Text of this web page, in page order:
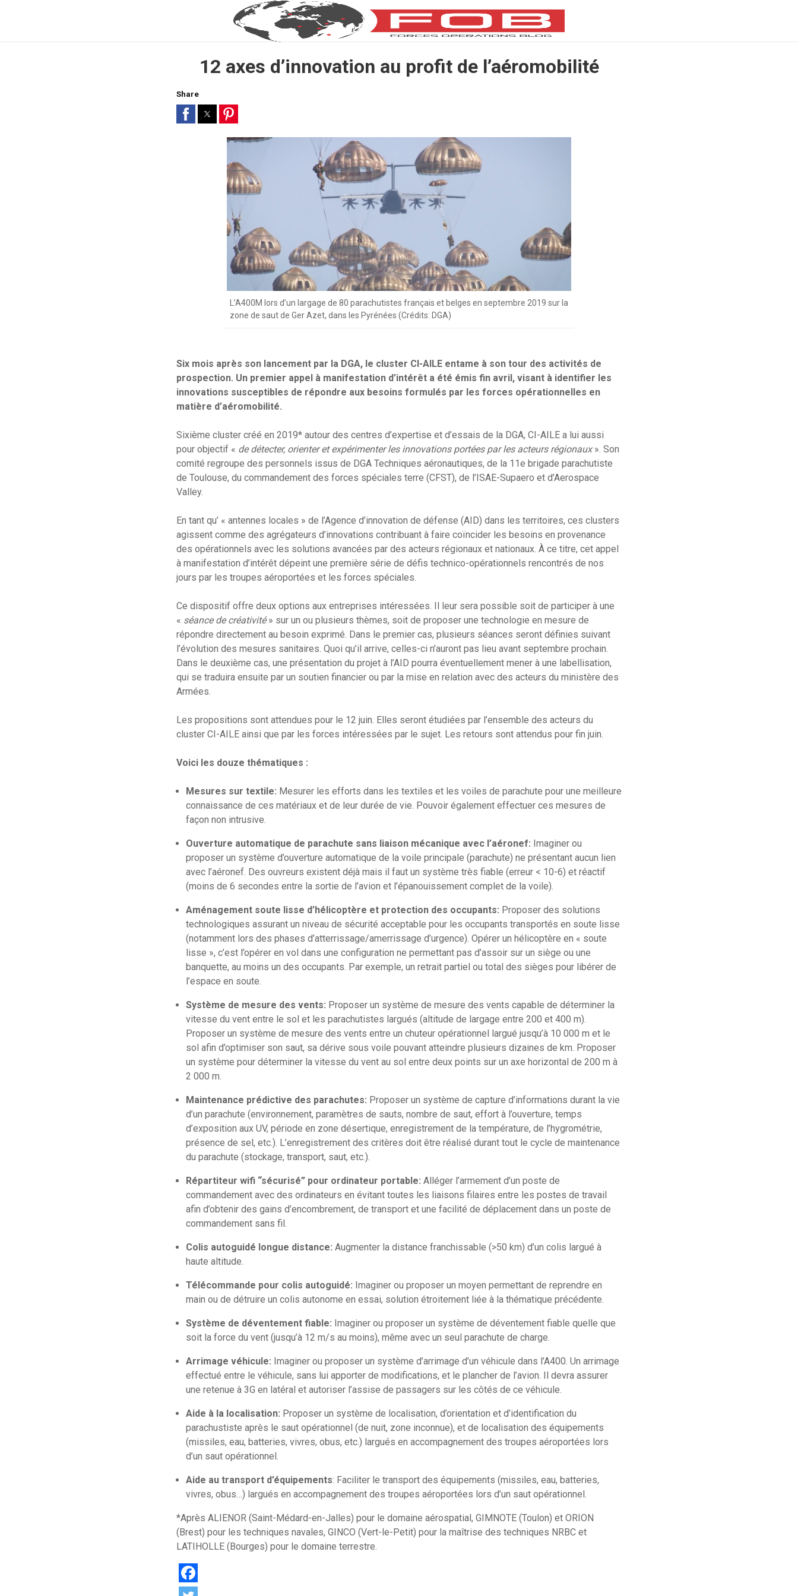
12 axes d’innovation au profit de l’aéromobilité
Share
L’A400M lors d’un largage de 80 parachutistes français et belges en septembre 2019 sur la
zone de saut de Ger Azet, dans les Pyrénées (Crédits: DGA)
Six mois après son lancement par la DGA, le cluster CI-AILE entame à son tour des activités de
prospection. Un premier appel à manifestation d’intérêt a été émis fin avril, visant à identifier les
innovations susceptibles de répondre aux besoins formulés par les forces opérationnelles en
matière d’aéromobilité.
Sixième cluster créé en 2019* autour des centres d’expertise et d’essais de la DGA, CI-AILE a lui aussi
pour objectif « de détecter, orienter et expérimenter les innovations portées par les acteurs régionaux». Son
comité regroupe des personnels issus de DGA Techniques aéronautiques, de la 11e brigade parachutiste
de Toulouse, du commandement des forces spéciales terre (CFST), de l’ISAE-Supaero et d’Aerospace
Valley.
En tant qu’ « antennes locales » de l’Agence d’innovation de défense (AID) dans les territoires, ces clusters
agissent comme des agrégateurs d’innovations contribuant à faire coïncider les besoins en provenance
des opérationnels avec les solutions avancées par des acteurs régionaux et nationaux. À ce titre, cet appel
à manifestation d’intérêt dépeint une première série de défis technico-opérationnels rencontrés de nos
jours par les troupes aéroportées et les forces spéciales.
Ce dispositif offre deux options aux entreprises intéressées. Il leur sera possible soit de participer à une
« séance de créativité» sur un ou plusieurs thèmes, soit de proposer une technologie en mesure de
répondre directement au besoin exprimé. Dans le premier cas, plusieurs séances seront définies suivant
l’évolution des mesures sanitaires. Quoi qu’il arrive, celles-ci n’auront pas lieu avant septembre prochain.
Dans le deuxième cas, une présentation du projet à l’AID pourra éventuellement mener à une labellisation,
qui se traduira ensuite par un soutien financier ou par la mise en relation avec des acteurs du ministère des
Armées.
Les propositions sont attendues pour le 12 juin. Elles seront étudiées par l’ensemble des acteurs du
cluster CI-AILE ainsi que par les forces intéressées par le sujet. Les retours sont attendus pour fin juin.
Voici les douze thématiques :
Mesures sur textile: Mesurer les efforts dans les textiles et les voiles de parachute pour une meilleure
connaissance de ces matériaux et de leur durée de vie. Pouvoir également effectuer ces mesures de
façon non intrusive.
Ouverture automatique de parachute sans liaison mécanique avec l’aéronef: Imaginer ou
proposer un système d’ouverture automatique de la voile principale (parachute) ne présentant aucun lien
avec l’aéronef. Des ouvreurs existent déjà mais il faut un système très fiable (erreur < 10-6) et réactif
(moins de 6 secondes entre la sortie de l’avion et l’épanouissement complet de la voile).
Aménagement soute lisse d’hélicoptère et protection des occupants: Proposer des solutions
technologiques assurant un niveau de sécurité acceptable pour les occupants transportés en soute lisse
(notamment lors des phases d’atterrissage/amerrissage d’urgence). Opérer un hélicoptère en « soute
lisse », c’est l’opérer en vol dans une configuration ne permettant pas d’assoir sur un siège ou une
banquette, au moins un des occupants. Par exemple, un retrait partiel ou total des sièges pour libérer de
l’espace en soute.
Système de mesure des vents: Proposer un système de mesure des vents capable de déterminer la
vitesse du vent entre le sol et les parachutistes largués (altitude de largage entre 200 et 400 m).
Proposer un système de mesure des vents entre un chuteur opérationnel largué jusqu’à 10 000 m et le
sol afin d’optimiser son saut, sa dérive sous voile pouvant atteindre plusieurs dizaines de km. Proposer
un système pour déterminer la vitesse du vent au sol entre deux points sur un axe horizontal de 200 m à
2 000 m.
Maintenance prédictive des parachutes: Proposer un système de capture d’informations durant la vie
d’un parachute (environnement, paramètres de sauts, nombre de saut, effort à l’ouverture, temps
d’exposition aux UV, période en zone désertique, enregistrement de la température, de l’hygrométrie,
présence de sel, etc.). L’enregistrement des critères doit être réalisé durant tout le cycle de maintenance
du parachute (stockage, transport, saut, etc.).
Répartiteur wifi “sécurisé” pour ordinateur portable: Alléger l’armement d’un poste de
commandement avec des ordinateurs en évitant toutes les liaisons filaires entre les postes de travail
afin d’obtenir des gains d’encombrement, de transport et une facilité de déplacement dans un poste de
commandement sans fil.
Colis autoguidé longue distance: Augmenter la distance franchissable (>50 km) d’un colis largué à
haute altitude.
Télécommande pour colis autoguidé: Imaginer ou proposer un moyen permettant de reprendre en
main ou de détruire un colis autonome en essai, solution étroitement liée à la thématique précédente.
Système de déventement fiable: Imaginer ou proposer un système de déventement fiable quelle que
soit la force du vent (jusqu’à 12 m/s au moins), même avec un seul parachute de charge.
Arrimage véhicule: Imaginer ou proposer un système d’arrimage d’un véhicule dans l’A400. Un arrimage
effectué entre le véhicule, sans lui apporter de modifications, et le plancher de l’avion. Il devra assurer
une retenue à 3G en latéral et autoriser l’assise de passagers sur les côtés de ce véhicule.
Aide à la localisation: Proposer un système de localisation, d’orientation et d’identification du
parachustiste après le saut opérationnel (de nuit, zone inconnue), et de localisation des équipements
(missiles, eau, batteries, vivres, obus, etc.) largués en accompagnement des troupes aéroportées lors
d’un saut opérationnel.
Aide au transport d’équipements: Faciliter le transport des équipements (missiles, eau, batteries,
vivres, obus…) largués en accompagnement des troupes aéroportées lors d’un saut opérationnel.
*Après ALIENOR (Saint-Médard-en-Jalles) pour le domaine aérospatial, GIMNOTE (Toulon) et ORION
(Brest) pour les techniques navales, GINCO (Vert-le-Petit) pour la maîtrise des techniques NRBC et
LATIHOLLE (Bourges) pour le domaine terrestre.